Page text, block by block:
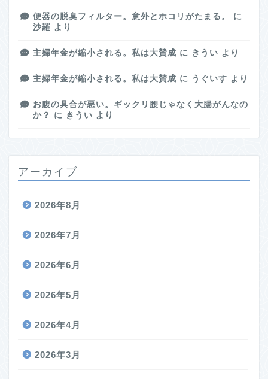
便器の脱臭フィルター。意外とホコリがたまる。
に
沙羅 より
主婦年金が縮小される。私は大賛成 に きうい より
主婦年金が縮小される。私は大賛成 に うぐいす より
お腹の具合が悪い。ギックリ腰じゃなく大腸がんなの
か？
に きうい より
アーカイブ
2026年8月
2026年7月
2026年6月
2026年5月
2026年4月
2026年3月